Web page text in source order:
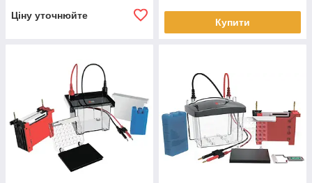
Ціну уточнюйте
Купити